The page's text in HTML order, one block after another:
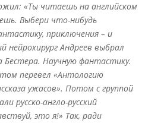
«Ты читаешь на английском
Выбери что-нибудь
приключения – и
нейрохирург Андреев выбрал
Бестера. Научную фантастику.
перевел «Антологию
ужасов». Потом с группой
русско-англо-русский
это я!» Так, ради